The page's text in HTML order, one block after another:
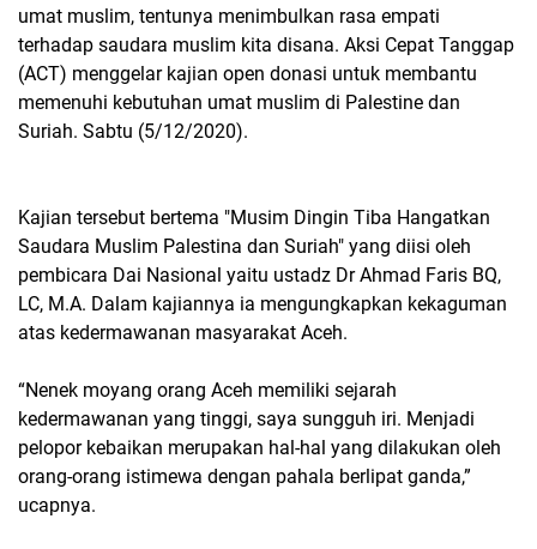
umat muslim, tentunya menimbulkan rasa empati
terhadap saudara muslim kita disana. Aksi Cepat Tanggap
(ACT) menggelar kajian open donasi untuk membantu
memenuhi kebutuhan umat muslim di Palestine dan
Suriah. Sabtu (5/12/2020).
Kajian tersebut bertema "Musim Dingin Tiba Hangatkan
Saudara Muslim Palestina dan Suriah" yang diisi oleh
pembicara Dai Nasional yaitu ustadz Dr Ahmad Faris BQ,
LC, M.A. Dalam kajiannya ia mengungkapkan kekaguman
atas kedermawanan masyarakat Aceh.
“Nenek moyang orang Aceh memiliki sejarah
kedermawanan yang tinggi, saya sungguh iri. Menjadi
pelopor kebaikan merupakan hal-hal yang dilakukan oleh
orang-orang istimewa dengan pahala berlipat ganda,”
ucapnya.